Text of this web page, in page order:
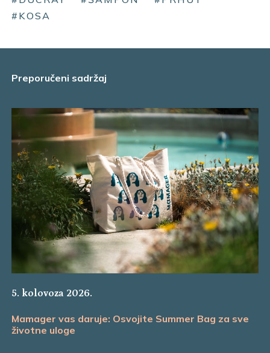
#KOSA
Preporučeni sadržaj
5. kolovoza 2026.
Mamager vas daruje: Osvojite Summer Bag za sve
životne uloge